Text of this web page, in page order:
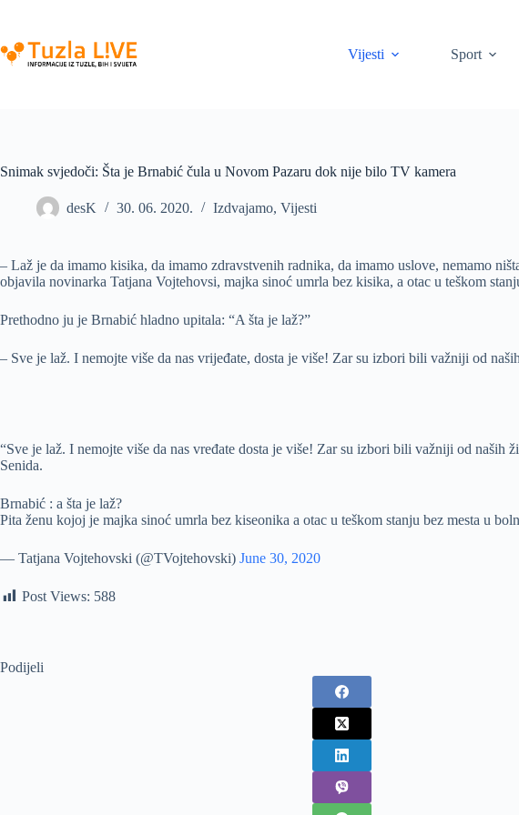
content
Vijesti
Sport
Snimak svjedoči: Šta je Brnabić čula u Novom Pazaru dok nije bilo TV kamera
desK 30. 06. 2020. Izdvajamo, Vijesti
– Laž je da imamo kisika, da imamo zdravstvenih radnika, da imamo uslove, nemamo
objavila novinarka Tatjana Vojtehovsi, majka sinoć umrla bez kisika, a otac u teškom
Prethodno ju je Brnabić hladno upitala: “A šta je laž?”
– Sve je laž. I nemojte više da nas vrijeđate, dosta je više! Zar su izbori bili važniji od
“Sve je laž. I nemojte više da nas vređate dosta je više! Zar su izbori bili važniji od naših
Senida.
Brnabić : a šta je laž?
Pita ženu kojoj je majka sinoć umrla bez kiseonika a otac u teškom stanju bez mesta u
— Tatjana Vojtehovski (@TVojtehovski) June 30, 2020
Post Views: 588
Podijeli